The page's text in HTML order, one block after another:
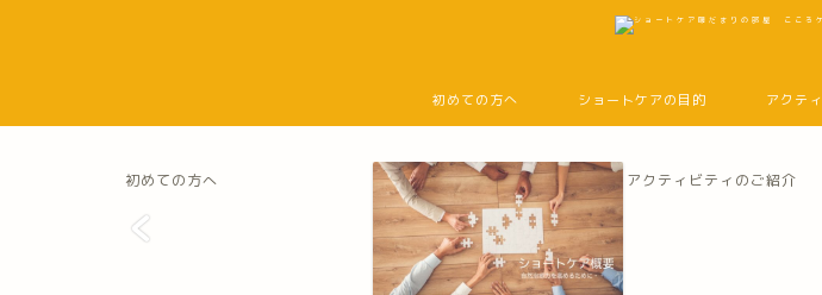
初めての方へ ショートケアの目的 アクテ
初めての方へ アクティビティのご紹介